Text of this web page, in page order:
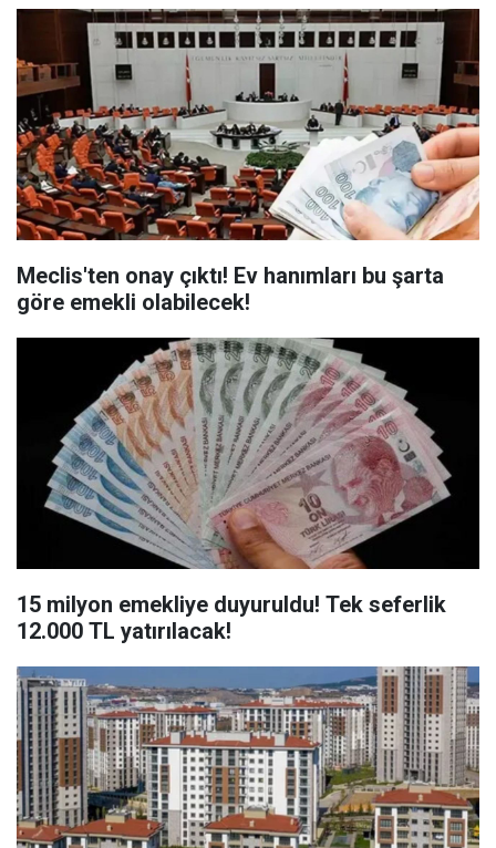
Meclis'ten onay çıktı! Ev hanımları bu şarta
göre emekli olabilecek!
15 milyon emekliye duyuruldu! Tek seferlik
12.000 TL yatırılacak!